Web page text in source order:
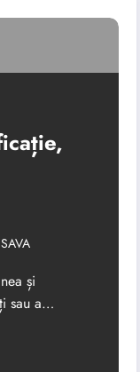
SAVA
și
sau a…